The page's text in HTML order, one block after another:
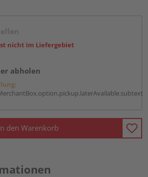
nicht im Liefergebiet
abholen
den Warenkorb